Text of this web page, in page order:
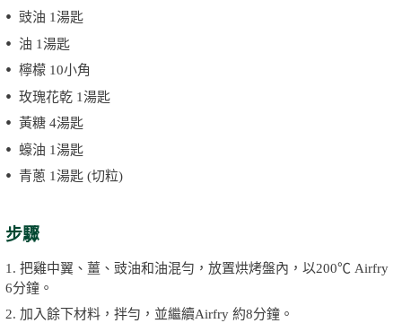
豉油 1湯匙
油 1湯匙
檸檬 10小角
玫瑰花乾 1湯匙
黃糖 4湯匙
蠔油 1湯匙
青蔥 1湯匙 (切粒)
步驟
1. 把雞中翼、薑、豉油和油混勻，放置烘烤盤內，以200℃ Airfry
6分鐘。
2. 加入餘下材料，拌勻，並繼續Airfry 約8分鐘。